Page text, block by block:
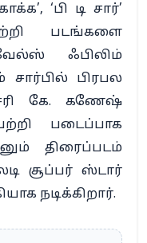
‘பி டி சார்’
படங்களை
ஃபிலிம்
பிரபல
கே. கணேஷ்
படைப்பாக
திரைப்படம்
சூப்பர் ஸ்டார்
நடிக்கிறார்.